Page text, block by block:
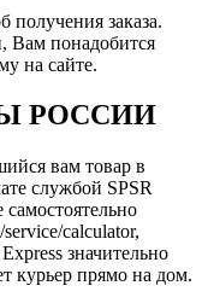
заказа.
Вам понадобится
на сайте.
РОССИИ
вам товар в
службой SPSR
calculator,
значительно
курьер прямо на дом.